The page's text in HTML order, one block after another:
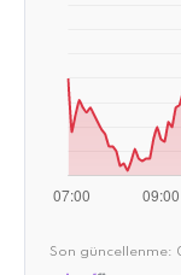
Son güncellenme: